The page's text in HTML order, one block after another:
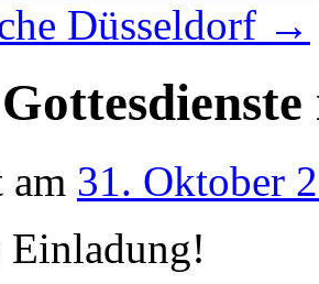
Düsseldorf →
am 31. Oktober
Einladung!